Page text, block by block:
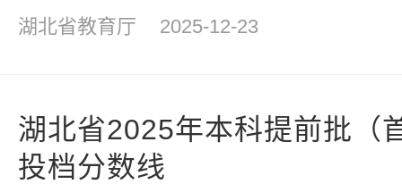
湖北省教育厅 2025-12-23
湖北省2025年本科提前批（
投档分数线